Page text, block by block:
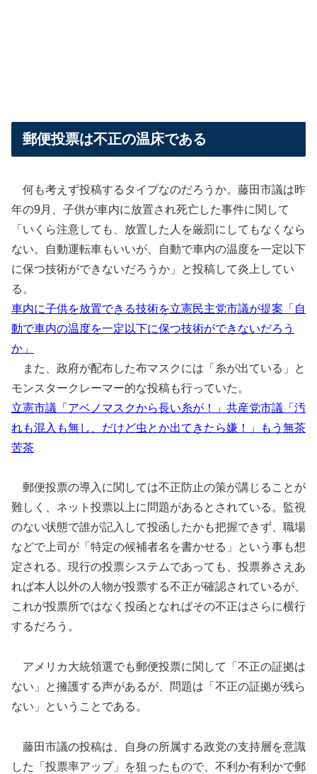
郵便投票は不正の温床である
何も考えず投稿するタイプなのだろうか。藤田市議は昨
年の9月、子供が車内に放置され死亡した事件に関して
「いくら注意しても、放置した人を厳罰にしてもなくなら
ない。自動運転車もいいが、自動で車内の温度を一定以下
に保つ技術ができないだろうか」と投稿して炎上してい
る。
車内に子供を放置できる技術を立憲民主党市議が提案「自
動で車内の温度を一定以下に保つ技術ができないだろう
か」
また、政府が配布した布マスクには「糸が出ている」と
モンスタークレーマー的な投稿も行っていた。
立憲市議「アベノマスクから長い糸が！」共産党市議「汚
れも混入も無し、だけど虫とか出てきたら嫌！」もう無茶
苦茶
郵便投票の導入に関しては不正防止の策が講じることが
難しく、ネット投票以上に問題があるとされている。監視
のない状態で誰が記入して投函したかも把握できず、職場
などで上司が「特定の候補者名を書かせる」という事も想
定される。現行の投票システムであっても、投票券さえあ
れば本人以外の人物が投票する不正が確認されているが、
これが投票所ではなく投函となればその不正はさらに横行
するだろう。
アメリカ大統領選でも郵便投票に関して「不正の証拠は
ない」と擁護する声があるが、問題は「不正の証拠が残ら
ない」ということである。
藤田市議の投稿は、自身の所属する政党の支持層を意識
した「投票率アップ」を狙ったもので、不利か有利かで郵